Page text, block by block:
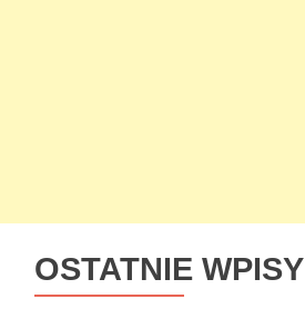
OSTATNIE WPISY